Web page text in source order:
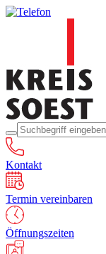
Kontakt
Termin vereinbaren
Öffnungszeiten